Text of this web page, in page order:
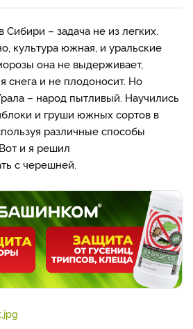
– задача не из легких.
культура южная, и уральские
она не выдерживает,
снега и не плодоносит. Но
– народ пытливый. Научились
и груши южных сортов в
различные способы
и я решил
с черешней.